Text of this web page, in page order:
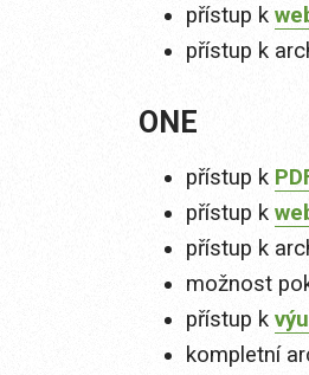
přístup k
přístup k
ONE
přístup k
přístup k
přístup k
možnost
přístup k
kompletní